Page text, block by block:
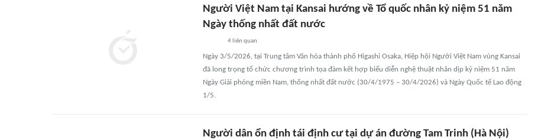
Người Việt Nam tại Kansai hướng về Tổ quốc nhân kỷ niệm 51 năm
Ngày thống nhất đất nước
4 liên quan
Ngày 3/5/2026, tại Trung tâm Văn hóa thành phố Higashi Osaka, Hiệp hội Người Việt Nam vùng Kansai
đã long trọng tổ chức chương trình tọa đàm kết hợp biểu diễn nghệ thuật nhân dịp kỷ niệm 51 năm
Ngày Giải phóng miền Nam, thống nhất đất nước (30/4/1975 – 30/4/2026) và Ngày Quốc tế Lao động
1/5.
Người dân ổn định tái định cư tại dự án đường Tam Trinh (Hà Nội)